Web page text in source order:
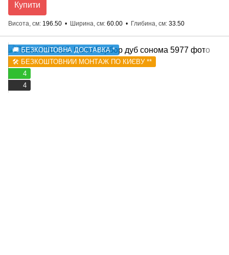
Купити
Висота, см 196.50 Ширина, см 60.00 Глибина, см 33.50
🚚 БЕЗКОШТОВНА ДОСТАВКА *
🛠️ БЕЗКОШТОВНИЙ МОНТАЖ ПО КИЄВУ **
4
4